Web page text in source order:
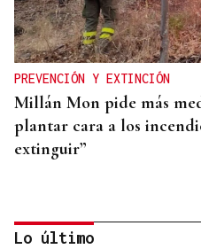
PREVENCIÓN Y EXTINCIÓN
Millán Mon pide más
plantar cara a los
extinguir”
Lo último